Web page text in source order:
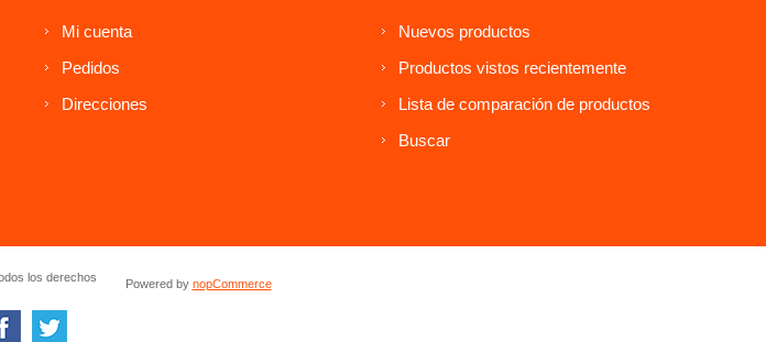
Mi cuenta
Pedidos
Direcciones
Nuevos productos
Productos vistos recientemente
Lista de comparación de productos
Buscar
los derechos
Powered by nopCommerce